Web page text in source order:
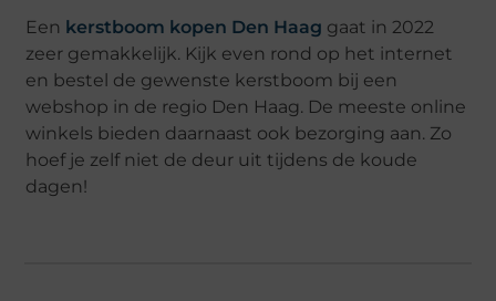
Een kerstboom kopen Den Haag gaat in 2022
zeer gemakkelijk. Kijk even rond op het internet
en bestel de gewenste kerstboom bij een
webshop in de regio Den Haag. De meeste online
winkels bieden daarnaast ook bezorging aan. Zo
hoef je zelf niet de deur uit tijdens de koude
dagen!